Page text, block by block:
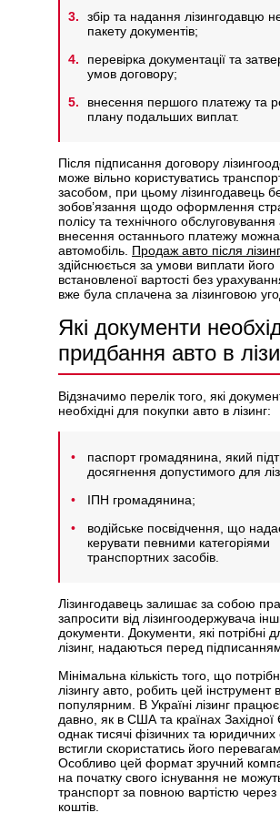
збір та надання лізингодавцю
пакету документів;
перевірка документації та
умов договору;
внесення першого платежу та
плану подальших виплат.
Після підписання договору
може вільно користуватись
засобом, при цьому лізингодавець
зобов’язання щодо оформлення
полісу та технічного
внесення останнього платежу
автомобіль. Продаж авто після
здійснюється за умови виплати його
встановленої вартості без
вже була сплачена за лізинговою
Які документи
придбання авто в
Відзначимо перелік того, які
необхідні для покупки авто в лізинг:
паспорт громадянина, який
досягнення допустимого для
ІПН громадянина;
водійське посвідчення, що
керувати певними категоріями
транспортних засобів.
Лізингодавець залишає за собою
запросити від лізингоодержувача
документи. Документи, які потрібні
лізинг, надаються перед
Мінімальна кількість того, що
лізингу авто, робить цей інструмент
популярним. В Україні лізинг
давно, як в США та країнах Західної
однак тисячі фізичних та юридичних
встигли скористатись його
Особливо цей формат зручний
на початку свого існування не
транспорт за повною вартістю через
коштів.